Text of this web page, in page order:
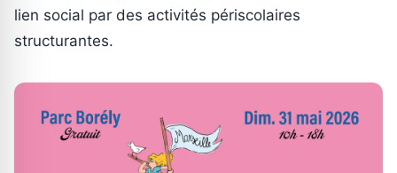
lien social par des activités périscolaires
structurantes.